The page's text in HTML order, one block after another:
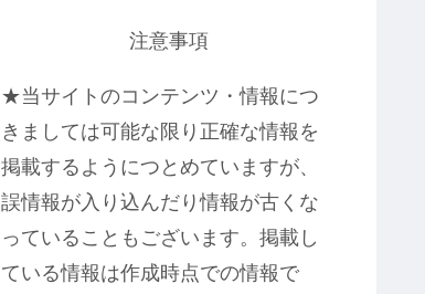
注意事項
★当サイトのコンテンツ・情報につ
きましては可能な限り正確な情報を
掲載するようにつとめていますが、
誤情報が入り込んだり情報が古くな
っていることもございます。掲載し
ている情報は作成時点での情報で